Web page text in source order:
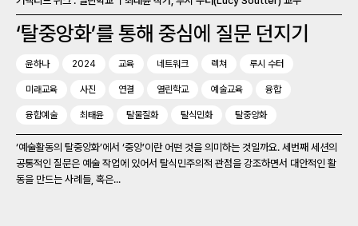
‘탈중앙화’를 통해 중심에 질문 던지기
윤하나 2024 교육 네트워크 렉쳐 루시 수터
미래교육 사진 연결 열린학교 예술교육 융합
융합예술 최태윤 탈물질화 탈식민화 탈중앙화
‘예술활동의 탈중앙화’에서 ‘중앙’이란 어떤 것을 의미하는 것일까요. 세번째 세션의
공통적인 질문은 예술 작업에 있어서 탈식민주의적 관점을 강조하면서 대안적인 활
동을 만드는 사례들, 혹은...